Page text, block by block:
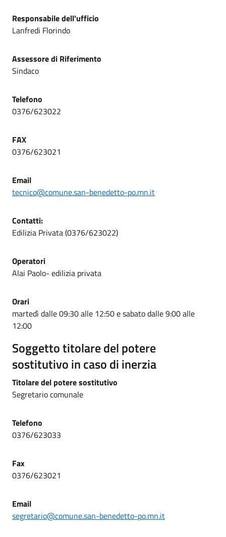
Responsabile dell'ufficio
Lanfredi Florindo
Assessore di Riferimento
Sindaco
Telefono
0376/623022
FAX
0376/623021
Email
tecnico@comune.san-benedetto-po.mn.it
Contatti:
Edilizia Privata (0376/623022)
Operatori
Alai Paolo- edilizia privata
Orari
martedì dalle 09:30 alle 12:50 e sabato dalle 9:00 alle
12:00
Soggetto titolare del potere
sostitutivo in caso di inerzia
Titolare del potere sostitutivo
Segretario comunale
Telefono
0376/623033
Fax
0376/623021
Email
segretario@comune.san-benedetto-po.mn.it